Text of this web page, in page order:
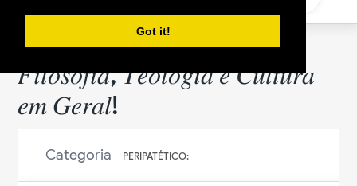
Got it!
𝐹𝑖𝑙𝑜𝑠𝑜𝑓𝑖𝑎, 𝑇𝑒𝑜𝑙𝑜𝑔𝑖𝑎 𝑒 𝐶𝑢𝑙𝑡𝑢𝑟𝑎
𝑒𝑚 𝐺𝑒𝑟𝑎𝑙!
Categoria PERIPATÉTICO: